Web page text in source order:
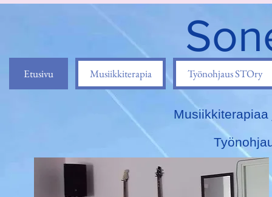
Etusivu Musiikkiterapia Työnohjaus STOry